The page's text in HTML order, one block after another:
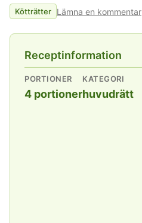
Kötträtter Lämna en kommentar
Receptinformation
PORTIONER
4 portioner
KATEGORI
huvudrätt